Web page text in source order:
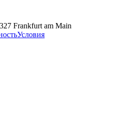
Frankfurt am Main
Условия